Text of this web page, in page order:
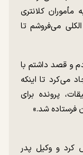
کلانتری
می‌فروشم تا
و قصد داشتم با
می‌کرد تا اینکه
پرونده برای
کرد و وکیل پدر